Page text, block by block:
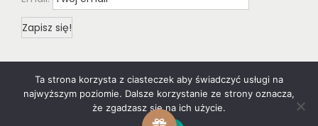
© 2020 WoostifyPrivacy PolicyAll rights reserved. Designed
Ta strona korzysta z ciasteczek aby świadczyć usługi na
najwyższym poziomie. Dalsze korzystanie ze strony oznacza,
że zgadzasz się na ich użycie.